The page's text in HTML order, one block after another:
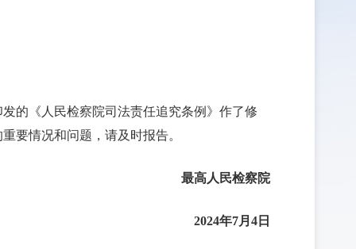
的《人民检察院司法责任追究条例》作了修
要情况和问题，请及时报告。
最高人民检察院
2024年7月4日